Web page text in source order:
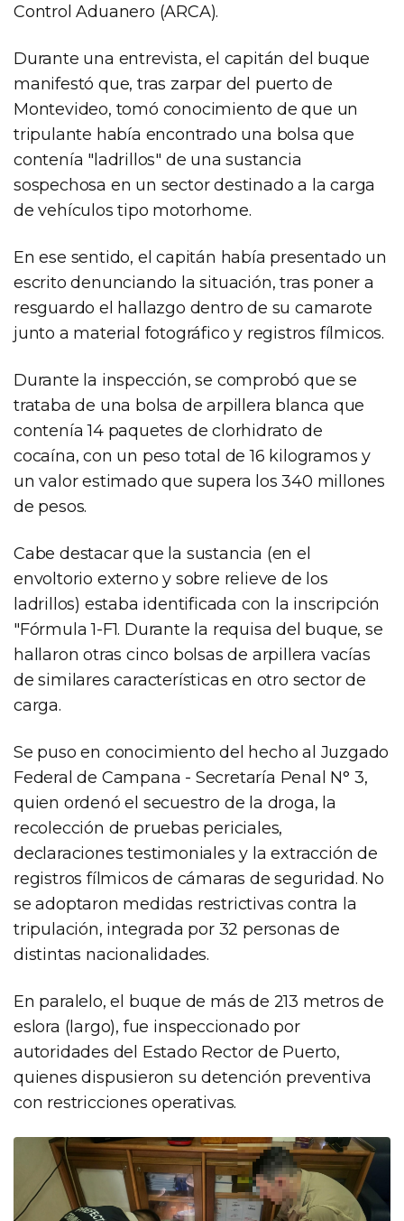
Control Aduanero (ARCA).
Durante una entrevista, el capitán del buque
manifestó que, tras zarpar del puerto de
Montevideo, tomó conocimiento de que un
tripulante había encontrado una bolsa que
contenía "ladrillos" de una sustancia
sospechosa en un sector destinado a la carga
de vehículos tipo motorhome.
En ese sentido, el capitán había presentado un
escrito denunciando la situación, tras poner a
resguardo el hallazgo dentro de su camarote
junto a material fotográfico y registros fílmicos.
Durante la inspección, se comprobó que se
trataba de una bolsa de arpillera blanca que
contenía 14 paquetes de clorhidrato de
cocaína, con un peso total de 16 kilogramos y
un valor estimado que supera los 340 millones
de pesos.
Cabe destacar que la sustancia (en el
envoltorio externo y sobre relieve de los
ladrillos) estaba identificada con la inscripción
"Fórmula 1-F1. Durante la requisa del buque, se
hallaron otras cinco bolsas de arpillera vacías
de similares características en otro sector de
carga.
Se puso en conocimiento del hecho al Juzgado
Federal de Campana - Secretaría Penal N° 3,
quien ordenó el secuestro de la droga, la
recolección de pruebas periciales,
declaraciones testimoniales y la extracción de
registros fílmicos de cámaras de seguridad. No
se adoptaron medidas restrictivas contra la
tripulación, integrada por 32 personas de
distintas nacionalidades.
En paralelo, el buque de más de 213 metros de
eslora (largo), fue inspeccionado por
autoridades del Estado Rector de Puerto,
quienes dispusieron su detención preventiva
con restricciones operativas.